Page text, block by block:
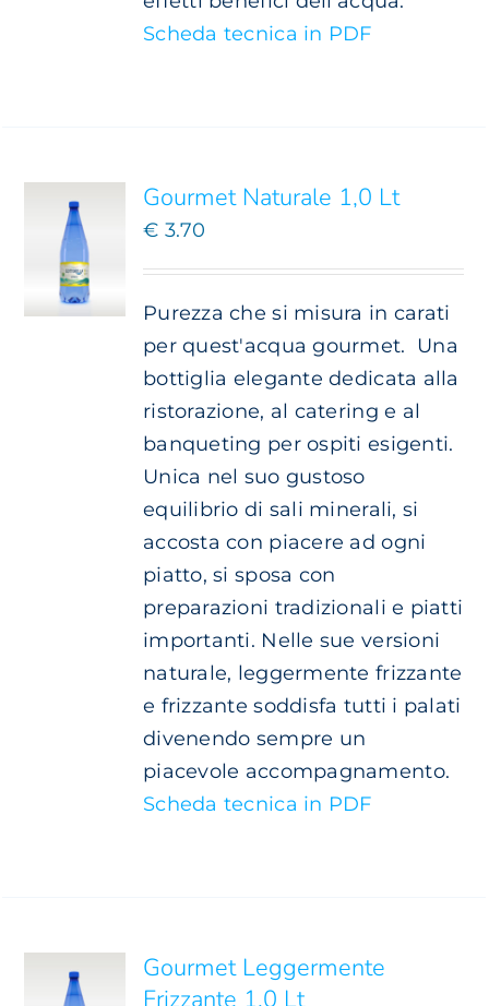
Scheda tecnica in PDF
PIÙ
VARIANTI.
LE
OPZIONI
POSSONO
ESSERE
PRODOTTO
Gourmet Naturale 1,0 Lt
€ 3.70
Purezza che si misura in carati
per quest'acqua gourmet.
Una
bottiglia elegante dedicata alla
ristorazione, al catering e al
banqueting per ospiti esigenti.
Unica nel suo gustoso
equilibrio di sali minerali, si
accosta con piacere ad ogni
piatto, si sposa con
preparazioni tradizionali e piatti
importanti. Nelle sue versioni
naturale, leggermente frizzante
e frizzante soddisfa tutti i palati
divenendo sempre un
piacevole accompagnamento.
Scheda tecnica in PDF
PIÙ
VARIANTI.Gourmet Leggermente